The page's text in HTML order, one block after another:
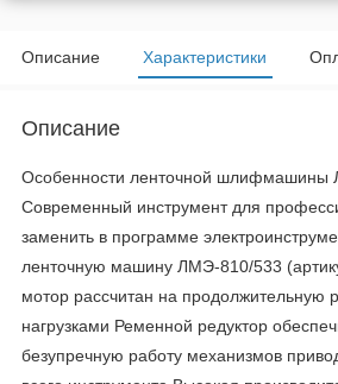
Описание Характеристики
Описание
Особенности ленточной шлифмашины
Современный инструмент для
заменить в программе
ленточную машину ЛМЭ-810/533
мотор рассчитан на продолжительную
нагрузками Ременной редуктор
безупречную работу механизмов